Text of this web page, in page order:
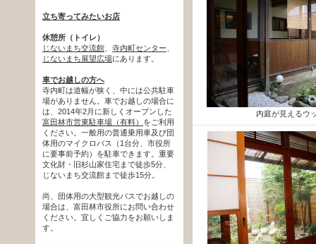
内庭が見えるウ
立ち寄ってみたいお店
休憩所（トイレ）
じないまち交流館
寺内町センター
じないまち展望広場にあります。
車でお越しの方へ
寺内町は道幅が狭く、中には公共駐車
場がありません。車でお越しの場合に
は、2014年2月に新しくオープンした
富田林市営東駐車場（有料） をご利用
ください。一般用の普通乗用車及び団
体用のマイクロバス（1台分、市役所
に要事前予約）を駐車できます。重要
文化財・旧杉山家住宅まで徒歩5分、
じないまち交流館まで徒歩15分。
尚、団体用の大型観光バスでお越しの
場合は、富田林市役所にお問い合わせ
ください。宜しくご協力をお願いしま
す。